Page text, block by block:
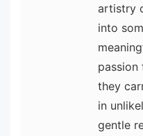
artistry
into
they
in
gentle